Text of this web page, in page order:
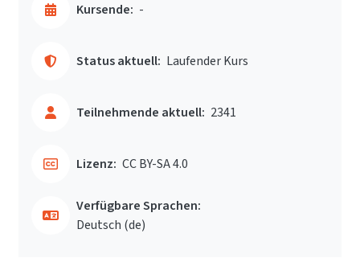
Kursende: -
Status aktuell: Laufender Kurs
Teilnehmende aktuell: 2341
Lizenz: CC BY-SA 4.0
Verfügbare Sprachen:
Deutsch ‎(de)‎